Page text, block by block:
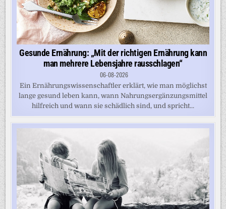
Gesunde Ernährung: „Mit der richtigen Ernährung kann
man mehrere Lebensjahre rausschlagen“
06-08-2026
Ein Ernährungswissenschaftler erklärt, wie man möglichst
lange gesund leben kann, wann Nahrungsergänzungsmittel
hilfreich und wann sie schädlich sind, und spricht...